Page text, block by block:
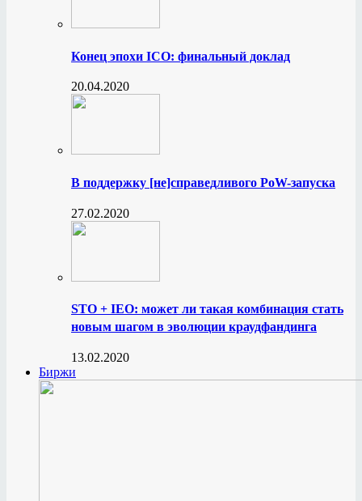
Конец эпохи ICO: финальный доклад
20.04.2020
В поддержку [не]справедливого PoW-запуска
27.02.2020
STO + IEO: может ли такая комбинация стать
новым шагом в эволюции краудфандинга
13.02.2020
Биржи